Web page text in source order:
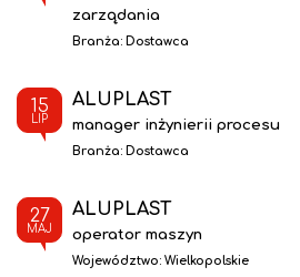
zarządania
Branża: Dostawca
15
LIP
ALUPLAST
manager inżynierii procesu
Branża: Dostawca
27
MAJ
ALUPLAST
operator maszyn
Województwo: Wielkopolskie